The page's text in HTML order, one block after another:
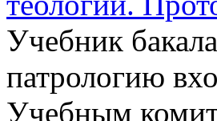
Учебник
патрологию
Учебным